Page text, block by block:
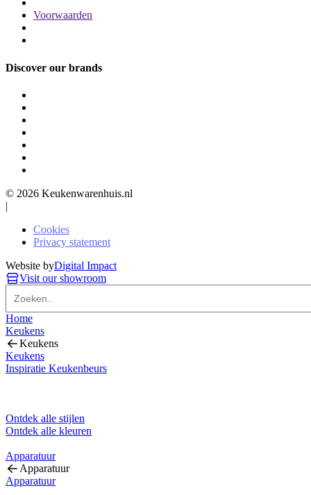
Voorwaarden
Discover our brands
© 2026 Keukenwarenhuis.nl
|
Cookies
Privacy statement
Website byDigital Impact
Visit our showroom
Home
Keukens
Keukens
Keukens
Inspiratie Keukenbeurs
Ontdek alle stijlen
Ontdek alle kleuren
Apparatuur
Apparatuur
Apparatuur